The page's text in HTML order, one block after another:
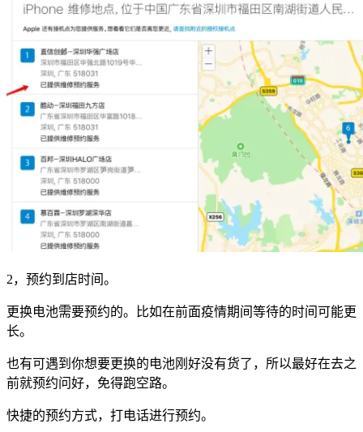
2，预约到店时间。
更换电池需要预约的。比如在前面疫情期间等待的时间可能更
长。
也有可遇到你想要更换的电池刚好没有货了，所以最好在去之
前就预约问好，免得跑空路。
快捷的预约方式，打电话进行预约。